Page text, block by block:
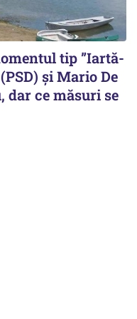
tip ”Iartă-
și Mario De
dar ce măsuri se